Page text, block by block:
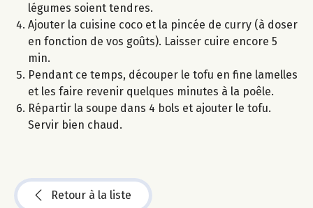
légumes soient tendres.
Ajouter la cuisine coco et la pincée de curry (à doser
en fonction de vos goûts). Laisser cuire encore 5
min.
Pendant ce temps, découper le tofu en fine lamelles
et les faire revenir quelques minutes à la poêle.
Répartir la soupe dans 4 bols et ajouter le tofu.
Servir bien chaud.
Retour à la liste